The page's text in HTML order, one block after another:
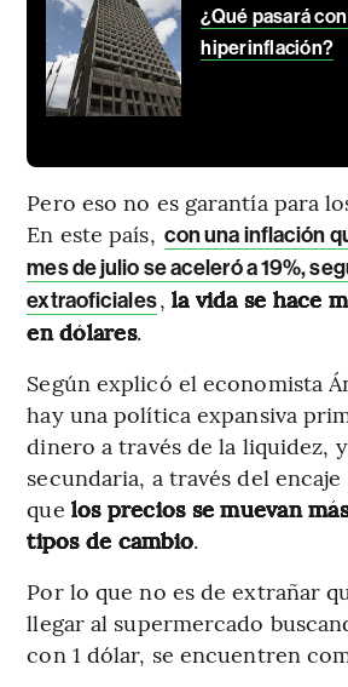
¿Qué pasará
hiperinflación?
Pero eso no es garantía para
En este país, con una inflación
mes de julio se aceleró a 19%,
extraoficiales, la vida se hace
en dólares.
Según explicó el economista
hay una política expansiva
dinero a través de la liquidez,
secundaria, a través del
que los precios se muevan
tipos de cambio.
Por lo que no es de extrañar
llegar al supermercado
con 1 dólar, se encuentren